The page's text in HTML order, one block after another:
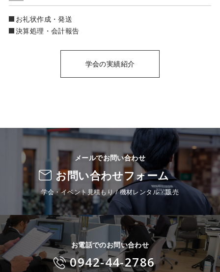
お礼状作成・発送
決算処理・会計報告
学会の実績紹介
メールでお問い合わせ
お問い合わせフォーム
学会・イベント見積もり / 機材レンタル・販売
お電話でのお問い合わせ
0942-44-2786